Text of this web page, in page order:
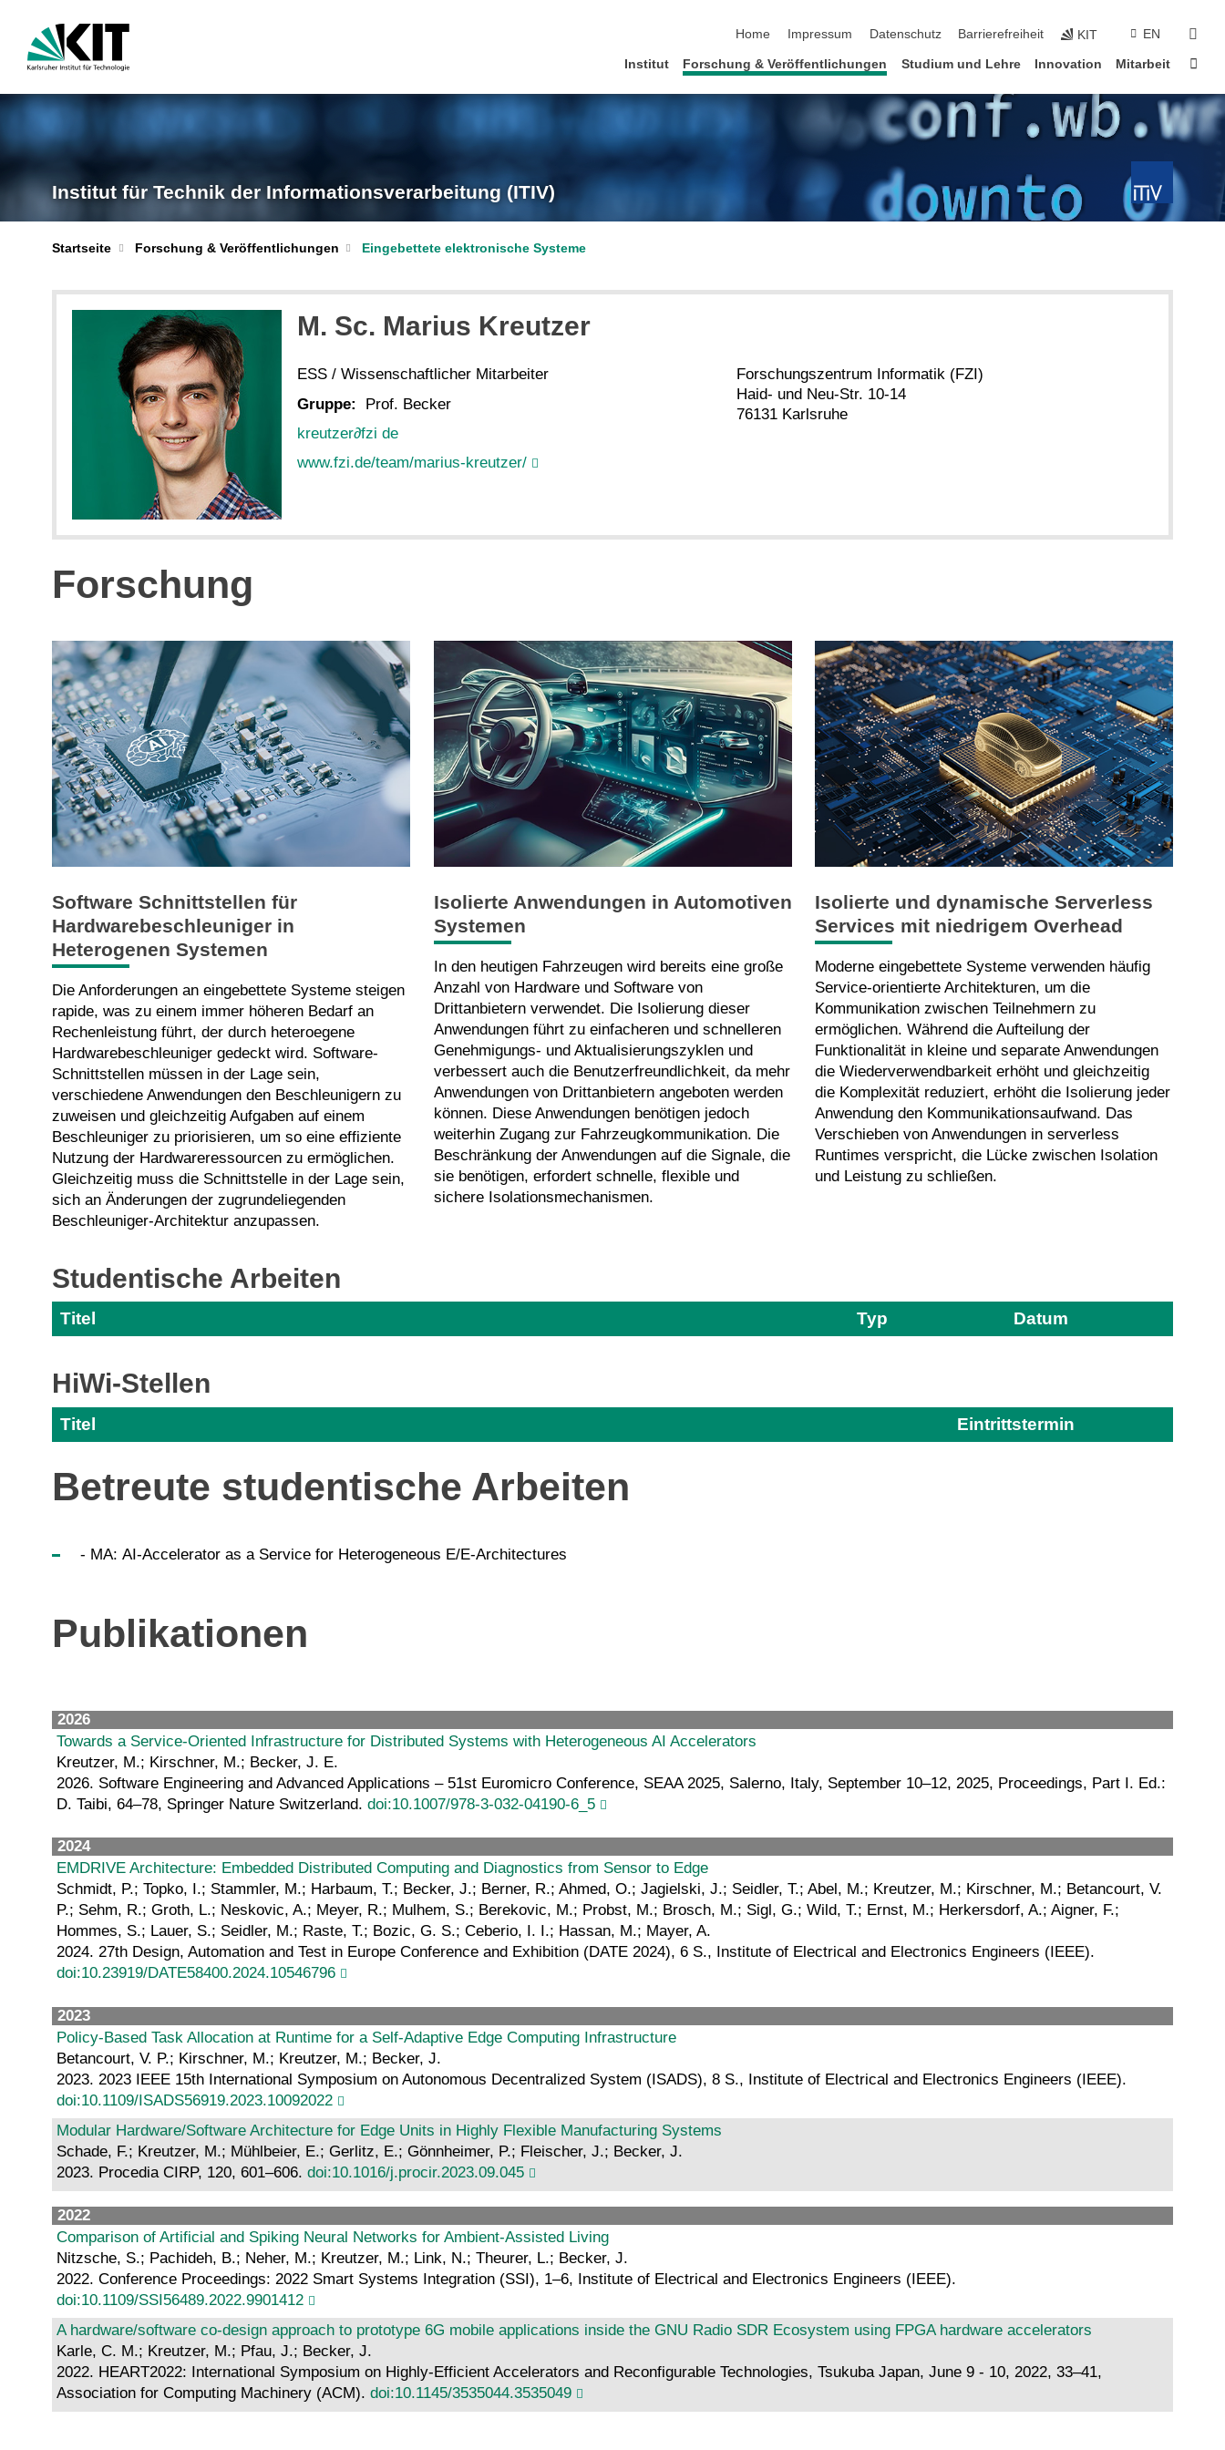
Home
Impressum Datenschutz Barrierefreiheit KIT EN
Institut Forschung & Veröffentlichungen Studium und Lehre Innovation Mitarbeit
Institut für Technik der Informationsverarbeitung (ITIV)
Startseite Forschung & Veröffentlichungen Eingebettete elektronische Systeme
M. Sc. Marius Kreutzer
ESS / Wissenschaftlicher Mitarbeiter
Gruppe:
Prof. Becker
kreutzer∂fzi de
www.fzi.de/team/marius-kreutzer/
Forschungszentrum Informatik (FZI)
Haid- und Neu-Str. 10-14
76131 Karlsruhe
Forschung
Software Schnittstellen für
Hardwarebeschleuniger in
Heterogenen Systemen
Die Anforderungen an eingebettete Systeme steigen
rapide, was zu einem immer höheren Bedarf an
Rechenleistung führt, der durch heteroegene
Hardwarebeschleuniger gedeckt wird. Software-
Schnittstellen müssen in der Lage sein,
verschiedene Anwendungen den Beschleunigern zu
zuweisen und gleichzeitig Aufgaben auf einem
Beschleuniger zu priorisieren, um so eine effiziente
Nutzung der Hardwareressourcen zu ermöglichen.
Gleichzeitig muss die Schnittstelle in der Lage sein,
sich an Änderungen der zugrundeliegenden
Beschleuniger-Architektur anzupassen.
Isolierte Anwendungen in Automotiven
Systemen
In den heutigen Fahrzeugen wird bereits eine große
Anzahl von Hardware und Software von
Drittanbietern verwendet. Die Isolierung dieser
Anwendungen führt zu einfacheren und schnelleren
Genehmigungs- und Aktualisierungszyklen und
verbessert auch die Benutzerfreundlichkeit, da mehr
Anwendungen von Drittanbietern angeboten werden
können. Diese Anwendungen benötigen jedoch
weiterhin Zugang zur Fahrzeugkommunikation. Die
Beschränkung der Anwendungen auf die Signale, die
sie benötigen, erfordert schnelle, flexible und
sichere Isolationsmechanismen.
Isolierte und dynamische Serverless
Services mit niedrigem Overhead
Moderne eingebettete Systeme verwenden häufig
Service-orientierte Architekturen, um die
Kommunikation zwischen Teilnehmern zu
ermöglichen. Während die Aufteilung der
Funktionalität in kleine und separate Anwendungen
die Wiederverwendbarkeit erhöht und gleichzeitig
die Komplexität reduziert, erhöht die Isolierung jeder
Anwendung den Kommunikationsaufwand. Das
Verschieben von Anwendungen in serverless
Runtimes verspricht, die Lücke zwischen Isolation
und Leistung zu schließen.
Studentische Arbeiten
Titel Typ Datum
HiWi-Stellen
Titel Eintrittstermin
Betreute studentische Arbeiten
- MA: AI-Accelerator as a Service for Heterogeneous E/E-Architectures
Publikationen
2026
Towards a Service-Oriented Infrastructure for Distributed Systems with Heterogeneous AI Accelerators
Kreutzer, M.; Kirschner, M.; Becker, J. E.
2026. Software Engineering and Advanced Applications – 51st Euromicro Conference, SEAA 2025, Salerno, Italy, September 10–12, 2025, Proceedings, Part I. Ed.:
D. Taibi, 64–78, Springer Nature Switzerland. doi:10.1007/978-3-032-04190-6_5
2024
EMDRIVE Architecture: Embedded Distributed Computing and Diagnostics from Sensor to Edge
Schmidt, P.; Topko, I.; Stammler, M.; Harbaum, T.; Becker, J.; Berner, R.; Ahmed, O.; Jagielski, J.; Seidler, T.; Abel, M.; Kreutzer, M.; Kirschner, M.; Betancourt, V.
P.; Sehm, R.; Groth, L.; Neskovic, A.; Meyer, R.; Mulhem, S.; Berekovic, M.; Probst, M.; Brosch, M.; Sigl, G.; Wild, T.; Ernst, M.; Herkersdorf, A.; Aigner, F.;
Hommes, S.; Lauer, S.; Seidler, M.; Raste, T.; Bozic, G. S.; Ceberio, I. I.; Hassan, M.; Mayer, A.
2024. 27th Design, Automation and Test in Europe Conference and Exhibition (DATE 2024), 6 S., Institute of Electrical and Electronics Engineers (IEEE).
doi:10.23919/DATE58400.2024.10546796
2023
Policy-Based Task Allocation at Runtime for a Self-Adaptive Edge Computing Infrastructure
Betancourt, V. P.; Kirschner, M.; Kreutzer, M.; Becker, J.
2023. 2023 IEEE 15th International Symposium on Autonomous Decentralized System (ISADS), 8 S., Institute of Electrical and Electronics Engineers (IEEE).
doi:10.1109/ISADS56919.2023.10092022
Modular Hardware/Software Architecture for Edge Units in Highly Flexible Manufacturing Systems
Schade, F.; Kreutzer, M.; Mühlbeier, E.; Gerlitz, E.; Gönnheimer, P.; Fleischer, J.; Becker, J.
2023. Procedia CIRP, 120, 601–606. doi:10.1016/j.procir.2023.09.045
2022
Comparison of Artificial and Spiking Neural Networks for Ambient-Assisted Living
Nitzsche, S.; Pachideh, B.; Neher, M.; Kreutzer, M.; Link, N.; Theurer, L.; Becker, J.
2022. Conference Proceedings: 2022 Smart Systems Integration (SSI), 1–6, Institute of Electrical and Electronics Engineers (IEEE).
doi:10.1109/SSI56489.2022.9901412
A hardware/software co-design approach to prototype 6G mobile applications inside the GNU Radio SDR Ecosystem using FPGA hardware accelerators
Karle, C. M.; Kreutzer, M.; Pfau, J.; Becker, J.
2022. HEART2022: International Symposium on Highly-Efficient Accelerators and Reconfigurable Technologies, Tsukuba Japan, June 9 - 10, 2022, 33–41,
Association for Computing Machinery (ACM). doi:10.1145/3535044.3535049